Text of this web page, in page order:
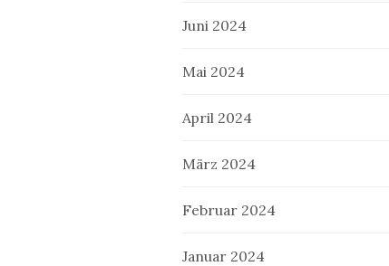
Juni 2024
Mai 2024
April 2024
März 2024
Februar 2024
Januar 2024